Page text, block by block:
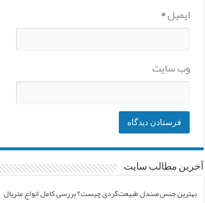
ایمیل*
وب‌ سایت
آخرین مطالب سایت
بهترین جنس صندل طبیعت‌گردی چیست؟ بررسی کامل انواع متریال